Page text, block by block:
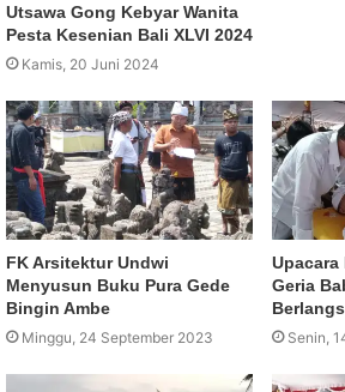
Utsawa Gong Kebyar Wanita
Pesta Kesenian Bali XLVI 2024
Kamis, 20 Juni 2024
FK Arsitektur Undwi
Menyusun Buku Pura Gede
Bingin Ambe
Minggu, 24 September 2023
Upacara
Geria
Senin,